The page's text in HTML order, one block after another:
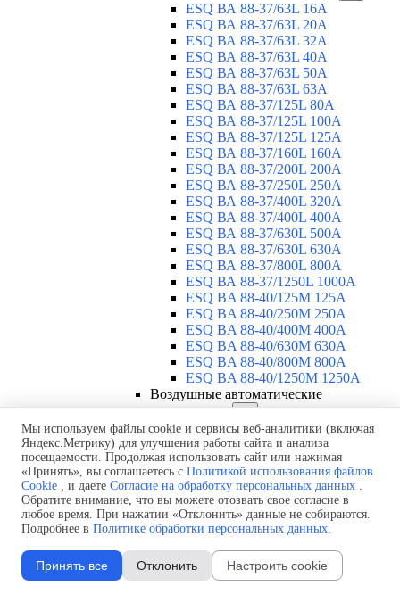
ESQ ВА 88-37/63L 16A
ESQ ВА 88-37/63L 20A
ESQ ВА 88-37/63L 32A
ESQ ВА 88-37/63L 40A
ESQ ВА 88-37/63L 50A
ESQ ВА 88-37/63L 63A
ESQ ВА 88-37/125L 80A
ESQ ВА 88-37/125L 100A
ESQ ВА 88-37/125L 125A
ESQ ВА 88-37/160L 160A
ESQ ВА 88-37/200L 200A
ESQ ВА 88-37/250L 250A
ESQ ВА 88-37/400L 320A
ESQ ВА 88-37/400L 400A
ESQ ВА 88-37/630L 500A
ESQ ВА 88-37/630L 630A
ESQ ВА 88-37/800L 800A
ESQ ВА 88-37/1250L 1000A
ESQ BA 88-40/125M 125A
ESQ BA 88-40/250M 250A
ESQ BA 88-40/400M 400A
ESQ BA 88-40/630М 630A
ESQ BA 88-40/800M 800A
ESQ BA 88-40/1250М 1250A
Воздушные автоматические
выключатели ▼
ESQ ВА99-40B 3F M2C2S2 M
2500A
ESQ ВА99-40A 3F M2C2S2 М
800A
ESQ ВА99-40A 3F M2C2S2 М
630A
ESQ ВА99-40A 3F M2C2S2 М
ESQ ВА99-40A 3F M2C2S2 М
1600A
Мы используем файлы cookie и сервисы веб-аналитики (включая
Яндекс.Метрику) для улучшения работы сайта и анализа
посещаемости. Продолжая использовать сайт или нажимая
«Принять», вы соглашаетесь с Политикой использования файлов
Cookie , и даете Согласие на обработку персональных данных .
Обратите внимание, что вы можете отозвать свое согласие в
любое время. При нажатии «Отклонить» данные не собираются.
Подробнее в Политике обработки персональных данных.
Принять все Отклонить Настроить cookie